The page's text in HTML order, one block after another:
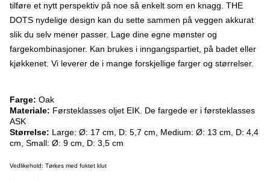
tilføre et nytt perspektiv på noe så enkelt som en knagg. THE
DOTS nydelige design kan du sette sammen på veggen akkurat
slik du selv mener passer. Lage dine egne mønster og
fargekombinasjoner. Kan brukes i inngangspartiet, på badet eller
kjøkkenet. Vi leverer de i mange forskjellige farger og størrelser.
Farge: Oak
Materiale: Førsteklasses oljet EIK. De fargede er i førsteklasses
ASK
Størrelse: Large: Ø: 17 cm, D: 5,7 cm, Medium: Ø: 13 cm, D: 4,4
cm, Small: Ø: 9 cm, D: 3,5 cm
Vedlikehold: Tørkes med fuktet klut